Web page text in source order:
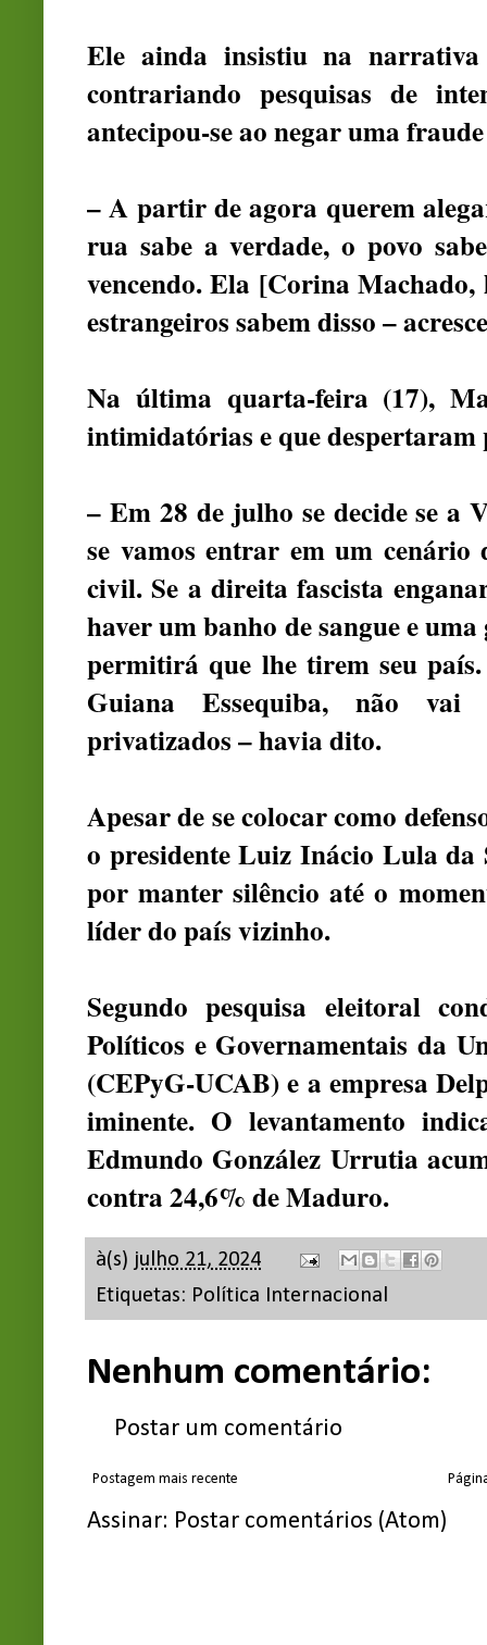
Ele ainda insistiu na
contrariando pesquisas de
antecipou-se ao negar uma
– A partir de agora querem
rua sabe a verdade, o povo
vencendo. Ela [Corina Machado,
estrangeiros sabem disso –
Na última quarta-feira (17),
intimidatórias e que
– Em 28 de julho se decide se a
se vamos entrar em um cenário
civil. Se a direita fascista
haver um banho de sangue e
permitirá que lhe tirem seu
Guiana Essequiba, não vai
privatizados – havia dito.
Apesar de se colocar como
o presidente Luiz Inácio Lula
por manter silêncio até o
líder do país vizinho.
Segundo pesquisa eleitoral
Políticos e Governamentais da
(CEPyG-UCAB) e a empresa
iminente. O levantamento
Edmundo González Urrutia
contra 24,6% de Maduro.
à(s) julho 21, 2024
Etiquetas: Política Internacional
Nenhum comentário:
Postar um comentário
Postagem mais recente
Assinar: Postar comentários (Atom)